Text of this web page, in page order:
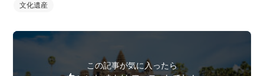
文化遺産
この記事が気に入ったら